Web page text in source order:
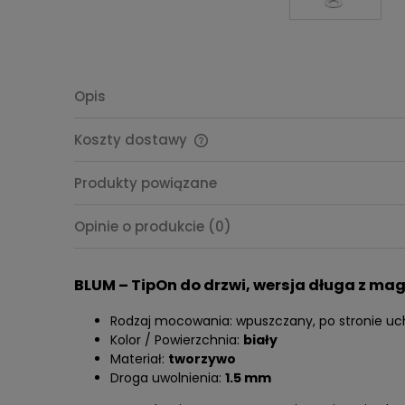
Opis
Koszty dostawy
Cena nie zawiera ewentualnych
Produkty powiązane
Opinie o produkcie (0)
BLUM – TipOn do drzwi, wersja długa z
Rodzaj mocowania: wpuszczany, po stronie
Kolor / Powierzchnia: biały
Materiał: tworzywo
Droga uwolnienia: 1.5 mm